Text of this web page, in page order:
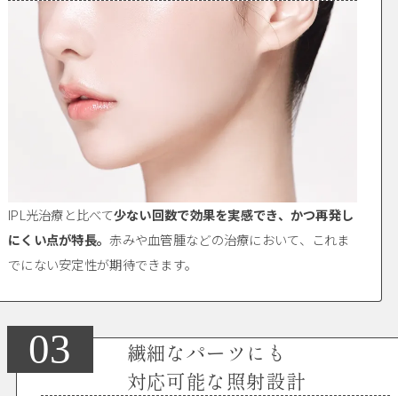
IPL光治療と比べて少ない回数で効果を実感でき、かつ再発し
にくい点が特長。赤みや血管腫などの治療において、これま
でにない安定性が期待できます。
03
繊細なパーツにも
対応可能な照射設計